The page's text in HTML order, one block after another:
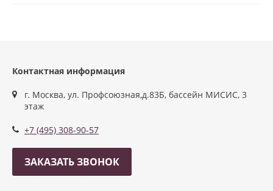
Контактная информация
г. Москва, ул. Профсоюзная,д.83Б, бассейн МИСИС, 3
этаж
+7 (495) 308-90-57
ЗАКАЗАТЬ ЗВОНОК